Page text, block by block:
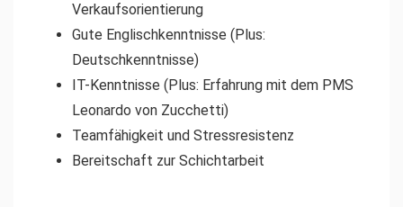
Verkaufsorientierung
Gute Englischkenntnisse (Plus:
Deutschkenntnisse)
IT-Kenntnisse (Plus: Erfahrung mit dem PMS
Leonardo von Zucchetti)
Teamfähigkeit und Stressresistenz
Bereitschaft zur Schichtarbeit